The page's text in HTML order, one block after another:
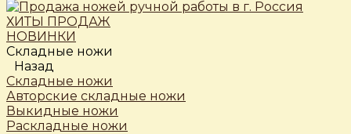
ХИТЫ ПРОДАЖ
НОВИНКИ
Складные ножи
Назад
Складные ножи
Авторские складные ножи
Выкидные ножи
Раскладные ножи